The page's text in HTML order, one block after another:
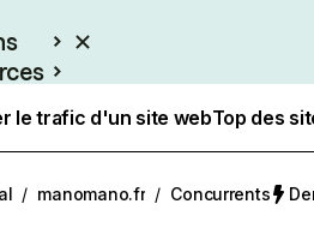
le trafic d'un site webTop des
/ manomano.fr / Concurrents